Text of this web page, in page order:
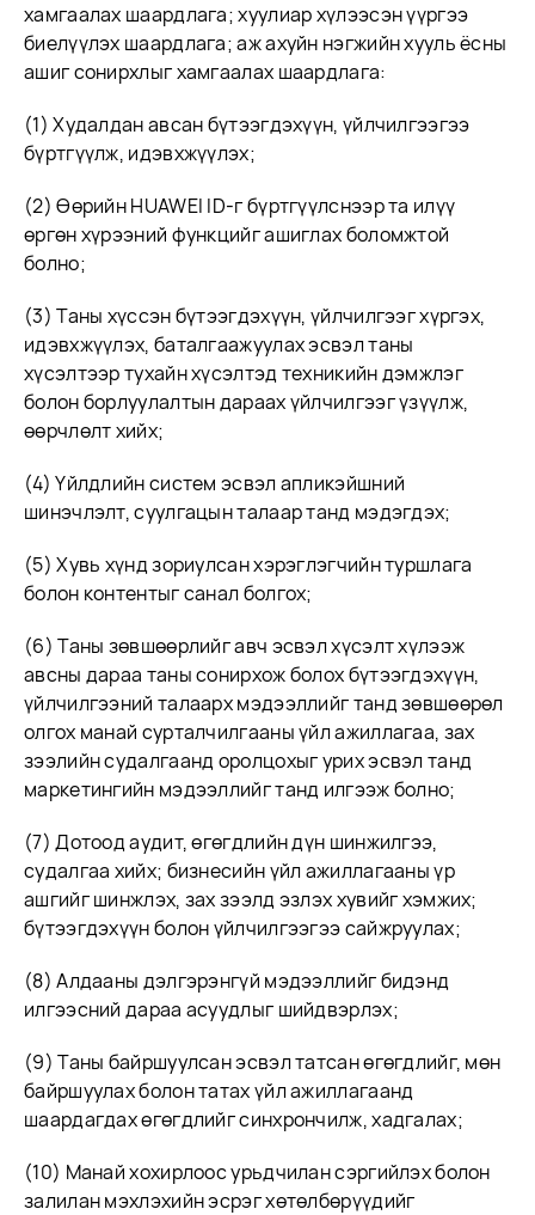
хамгаалах шаардлага; хуулиар хүлээсэн үүргээ
биелүүлэх шаардлага; аж ахуйн нэгжийн хууль ёсны
ашиг сонирхлыг хамгаалах шаардлага:
(1) Худалдан авсан бүтээгдэхүүн, үйлчилгээгээ
бүртгүүлж, идэвхжүүлэх;
(2) Өөрийн HUAWEI ID-г бүртгүүлснээр та илүү
өргөн хүрээний функцийг ашиглах боломжтой
болно;
(3) Таны хүссэн бүтээгдэхүүн, үйлчилгээг хүргэх,
идэвхжүүлэх, баталгаажуулах эсвэл таны
хүсэлтээр тухайн хүсэлтэд техникийн дэмжлэг
болон борлуулалтын дараах үйлчилгээг үзүүлж,
өөрчлөлт хийх;
(4) Үйлдлийн систем эсвэл апликэйшний
шинэчлэлт, суулгацын талаар танд мэдэгдэх;
(5) Хувь хүнд зориулсан хэрэглэгчийн туршлага
болон контентыг санал болгох;
(6) Таны зөвшөөрлийг авч эсвэл хүсэлт хүлээж
авсны дараа таны сонирхож болох бүтээгдэхүүн,
үйлчилгээний талаарх мэдээллийг танд зөвшөөрөл
олгох манай сурталчилгааны үйл ажиллагаа, зах
зээлийн судалгаанд оролцохыг урих эсвэл танд
маркетингийн мэдээллийг танд илгээж болно;
(7) Дотоод аудит, өгөгдлийн дүн шинжилгээ,
судалгаа хийх; бизнесийн үйл ажиллагааны үр
ашгийг шинжлэх, зах зээлд эзлэх хувийг хэмжих;
бүтээгдэхүүн болон үйлчилгээгээ сайжруулах;
(8) Алдааны дэлгэрэнгүй мэдээллийг бидэнд
илгээсний дараа асуудлыг шийдвэрлэх;
(9) Таны байршуулсан эсвэл татсан өгөгдлийг, мөн
байршуулах болон татах үйл ажиллагаанд
шаардагдах өгөгдлийг синхрончилж, хадгалах;
(10) Манай хохирлоос урьдчилан сэргийлэх болон
залилан мэхлэхийн эсрэг хөтөлбөрүүдийг